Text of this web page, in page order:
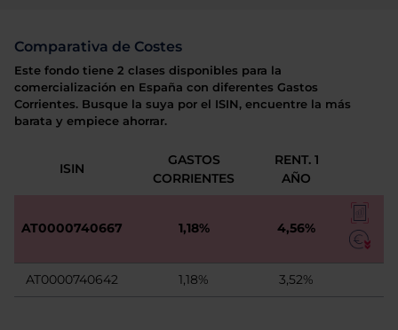
Comparativa de Costes
Este fondo tiene 2 clases disponibles para la
comercialización en España con diferentes Gastos
Corrientes. Busque la suya por el ISIN, encuentre la más
barata y empiece ahorrar.
ISIN
GASTOS
CORRIENTES
RENT. 1
AÑO
AT0000740667 1,18% 4,56%
AT0000740642 1,18% 3,52%